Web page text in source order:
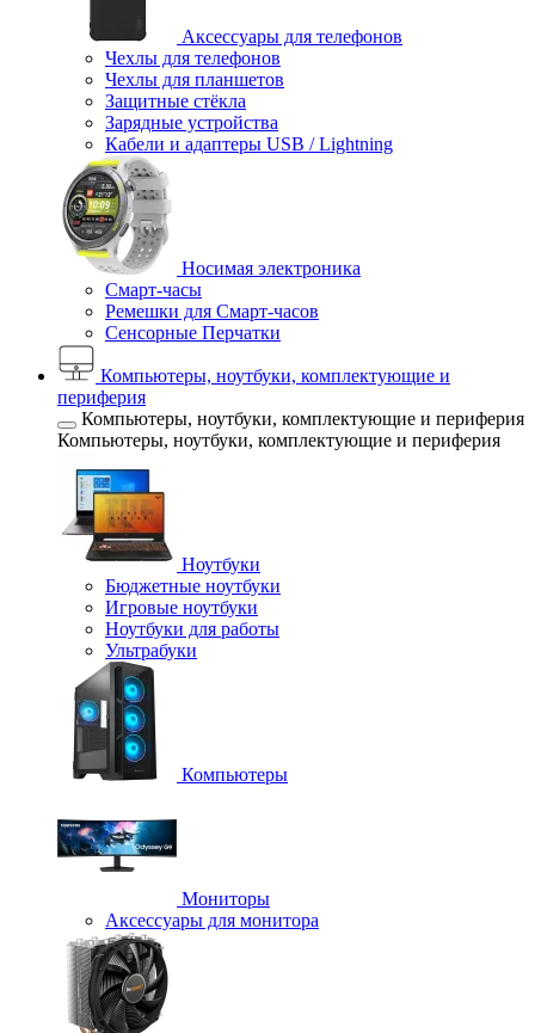
Аксессуары для телефонов
Чехлы для телефонов
Чехлы для планшетов
Защитные стёкла
Зарядные устройства
Кабели и адаптеры USB / Lightning
Носимая электроника
Смарт-часы
Ремешки для Смарт-часов
Сенсорные Перчатки
Компьютеры, ноутбуки, комплектующие и
периферия
Компьютеры, ноутбуки, комплектующие и периферия
Компьютеры, ноутбуки, комплектующие и периферия
Ноутбуки
Бюджетные ноутбуки
Игровые ноутбуки
Ноутбуки для работы
Ультрабуки
Компьютеры
Мониторы
Аксессуары для монитора